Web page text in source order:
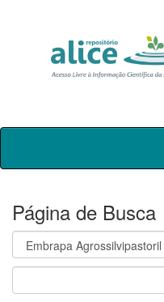
Skip
Página de Busca